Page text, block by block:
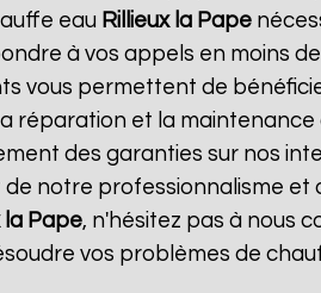
eau Rillieux la Pape
à vos appels en moins
vous permettent de
réparation et la
des garanties sur nos
notre professionnalisme et
la Pape, n'hésitez pas à nous
vos problèmes de